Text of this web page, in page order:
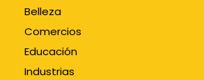
Belleza
Comercios
Educación
Industrias